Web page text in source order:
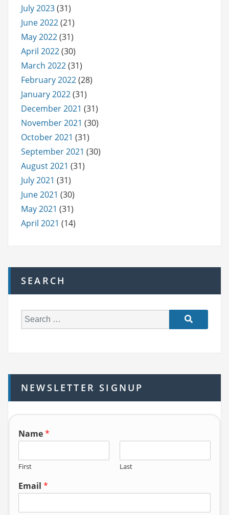
July 2023(31)
June 2022(21)
May 2022(31)
April 2022(30)
March 2022(31)
February 2022(28)
January 2022(31)
December 2021 (31)
November 2021 (30)
October 2021 (31)
September 2021 (30)
August 2021 (31)
July 2021 (31)
June 2021 (30)
May 2021 (31)
April 2021 (14)
SEARCH
e
h
f
o
NEWSLETTER SIGNUP
Name*
First Last
Email *